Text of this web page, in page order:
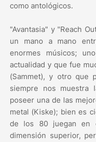
como antológicos.
"Avantasia" y "Reach
un mano a mano
enormes músicos;
actualidad y que fue
(Sammet), y otro que
siempre nos muestra
poseer una de las
metal (Kiske); bien es
de los 80 juegan en
dimensión superior,